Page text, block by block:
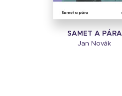
SAMET A PÁRA
Jan Novák